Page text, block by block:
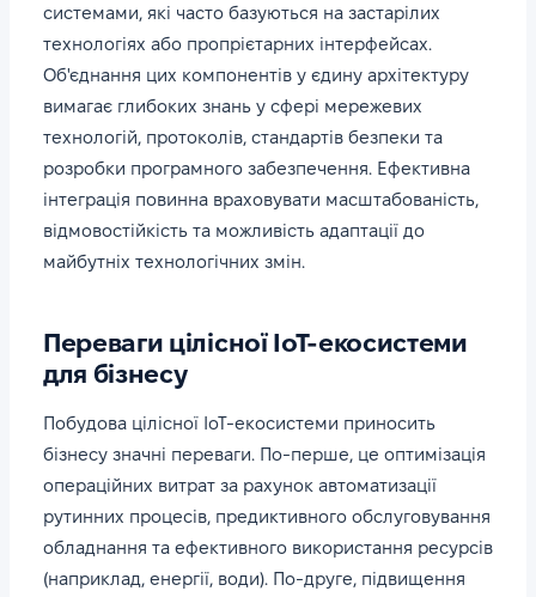
системами, які часто базуються на застарілих
технологіях або пропрієтарних інтерфейсах.
Об'єднання цих компонентів у єдину архітектуру
вимагає глибоких знань у сфері мережевих
технологій, протоколів, стандартів безпеки та
розробки програмного забезпечення. Ефективна
інтеграція повинна враховувати масштабованість,
відмовостійкість та можливість адаптації до
майбутніх технологічних змін.
Переваги цілісної IoT-екосистеми
для бізнесу
Побудова цілісної IoT-екосистеми приносить
бізнесу значні переваги. По-перше, це оптимізація
операційних витрат за рахунок автоматизації
рутинних процесів, предиктивного обслуговування
обладнання та ефективного використання ресурсів
(наприклад, енергії, води). По-друге, підвищення